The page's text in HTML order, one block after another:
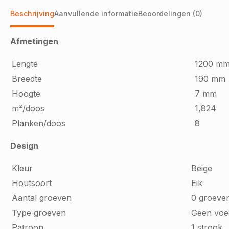
BeschrijvingAanvullende informatieBeoordelingen (0)
Afmetingen
Lengte
1200 mm
Breedte
190 mm
Hoogte
7 mm
m²/doos
1,824
Planken/doos
8
Design
Kleur
Beige
Houtsoort
Eik
Aantal groeven
0
Type groeven
Geen